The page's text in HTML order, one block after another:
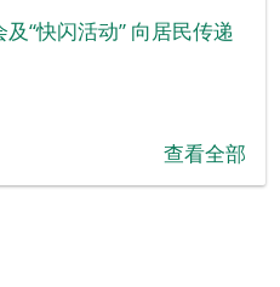
“快闪活动” 向居民传递
查看全部